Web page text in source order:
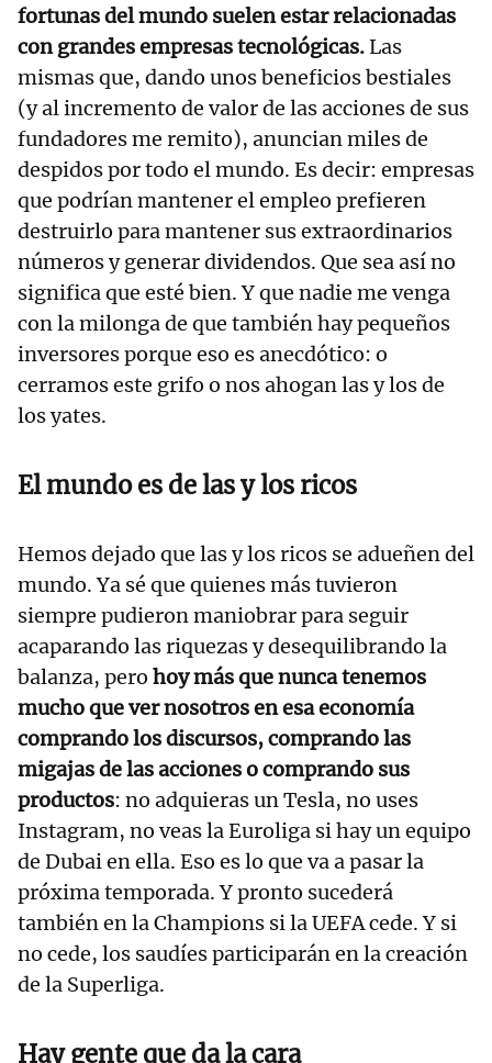
fortunas del mundo suelen estar relacionadas
con grandes empresas tecnológicas.Las
mismas que, dando unos beneficios bestiales
(y al incremento de valor de las acciones de sus
fundadores me remito), anuncian miles de
despidos por todo el mundo. Es decir: empresas
que podrían mantener el empleo prefieren
destruirlo para mantener sus extraordinarios
números y generar dividendos. Que sea así no
significa que esté bien. Y que nadie me venga
con la milonga de que también hay pequeños
inversores porque eso es anecdótico: o
cerramos este grifo o nos ahogan las y los de
los yates.
El mundo es de las y los ricos
Hemos dejado que las y los ricos se adueñen del
mundo. Ya sé que quienes más tuvieron
siempre pudieron maniobrar para seguir
acaparando las riquezas y desequilibrando la
balanza, pero hoy más que nunca tenemos
mucho que ver nosotros en esa economía
comprando los discursos, comprando las
migajas de las acciones o comprando sus
productos: no adquieras un Tesla, no uses
Instagram, no veas la Euroliga si hay un equipo
de Dubai en ella. Eso es lo que va a pasar la
próxima temporada. Y pronto sucederá
también en la Champions si la UEFA cede. Y si
no cede, los saudíes participarán en la creación
de la Superliga.
Hay gente que da la cara